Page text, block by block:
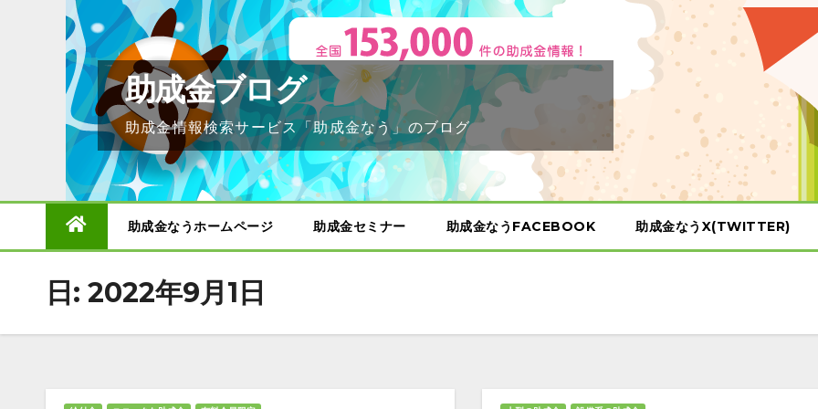
助成金ブログ
助成金情報検索サービス「助成金なう」のブログ
助成金なうホームページ 助成金セミナー 助成金なうFACEBOOK 助成金なうX(TWITTER)
日: 2022年9月1日